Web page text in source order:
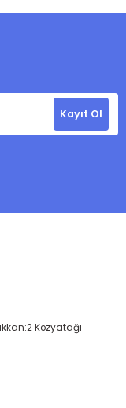
Kayıt Ol
Kozyatağı